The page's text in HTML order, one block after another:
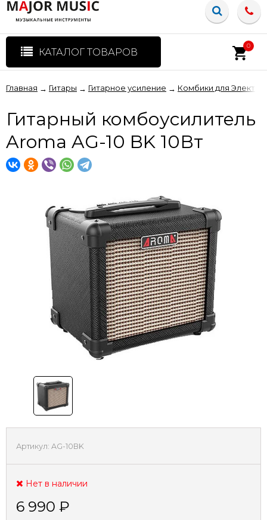
КАТАЛОГ ТОВАРОВ
0
Главная → Гитары → Гитарное усиление → Комбики для
Гитарный комбоусилитель
Aroma AG-10 BK 10Вт
Артикул: AG-10BK
Нет в наличии
6 990 ₽